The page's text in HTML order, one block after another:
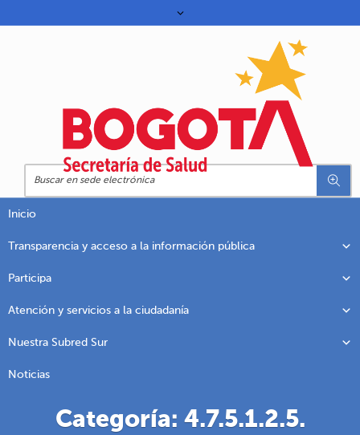
Inicio
Transparencia y acceso a la información pública
Participa
Atención y servicios a la ciudadanía
Nuestra Subred Sur
Noticias
Categoría: 4.7.5.1.2.5.